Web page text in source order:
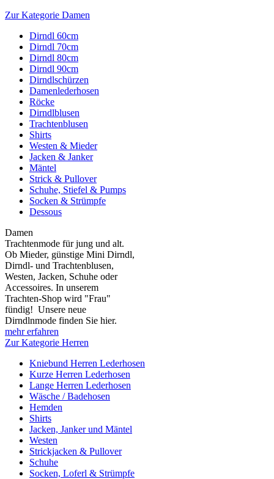
Zur Kategorie Damen
Dirndl 60cm
Dirndl 70cm
Dirndl 80cm
Dirndl 90cm
Dirndlschürzen
Damenlederhosen
Röcke
Dirndlblusen
Trachtenblusen
Shirts
Westen & Mieder
Jacken & Janker
Mäntel
Strick & Pullover
Schuhe, Stiefel & Pumps
Socken & Strümpfe
Dessous
Damen
Trachtenmode für jung und alt.
Ob Mieder, günstige Mini Dirndl,
Dirndl- und Trachtenblusen,
Westen, Jacken, Schuhe oder
Accessoires. In unserem
Trachten-Shop wird "Frau"
fündig! Unsere neue
Dirndlnmode finden Sie hier.
mehr erfahren
Zur Kategorie Herren
Kniebund Herren Lederhosen
Kurze Herren Lederhosen
Lange Herren Lederhosen
Wäsche / Badehosen
Hemden
Shirts
Jacken, Janker und Mäntel
Westen
Strickjacken & Pullover
Schuhe
Socken, Loferl & Strümpfe